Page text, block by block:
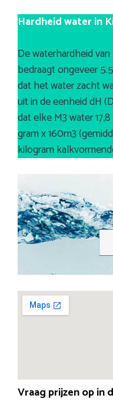
Hardheid water in
De waterhardheid
bedraagt ongeveer
dat het water zacht
uit in de eenheid dH
dat elke M3 water
gram x 160m3
kilogram
Vraag prijzen op in